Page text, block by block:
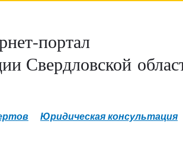
портал
Свердловской
Юридическая консультация